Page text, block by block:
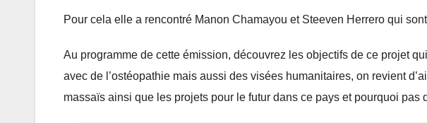
Pour cela elle a rencontré Manon Chamayou et Steeven Herrero qui
Au programme de cette émission, découvrez les objectifs de ce projet
avec de l’ostéopathie mais aussi des visées humanitaires, on revient
massaïs ainsi que les projets pour le futur dans ce pays et pourquoi pas